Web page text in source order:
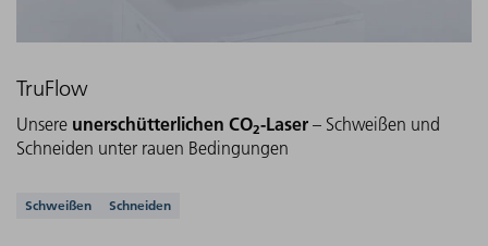
TruFlow
Unsere unerschütterlichen CO2-Laser – Schweißen und
Schneiden unter rauen Bedingungen
Unterstützte Anwendungen
Schweißen Schneiden